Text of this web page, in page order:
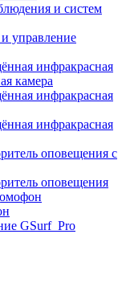
и систем
управление
инфракрасная
камера
инфракрасная
инфракрасная
оповещения с
оповещения
GSurf_Pro